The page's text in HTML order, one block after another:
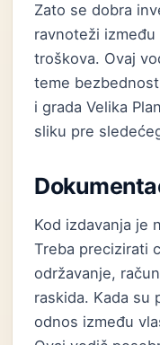
Zato se dobra
ravnoteži
troškova. Ovaj
teme
i grada Velika
sliku pre
Kod izdavanja je
Treba precizirati
održavanje,
raskida. Kada su
odnos između